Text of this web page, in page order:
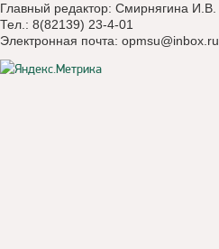
Главный редактор: Смирнягина И.В.
Тел.: 8(82139) 23-4-01
Электронная почта: opmsu@inbox.ru